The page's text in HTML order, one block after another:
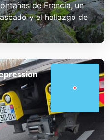
de Francia, un
y el hallazgo de